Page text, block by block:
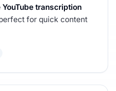
YouTube transcription
for quick content